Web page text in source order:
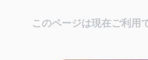
このページは現在ご利用